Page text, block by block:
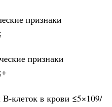
признаки
признаки
клеток в крови ≤5×109/